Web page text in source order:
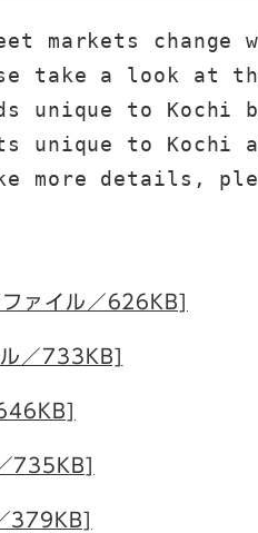
markets change
take a look at
unique to Kochi
to Kochi and
more details,
ァイル／626KB]
／733KB]
735KB]
379KB]